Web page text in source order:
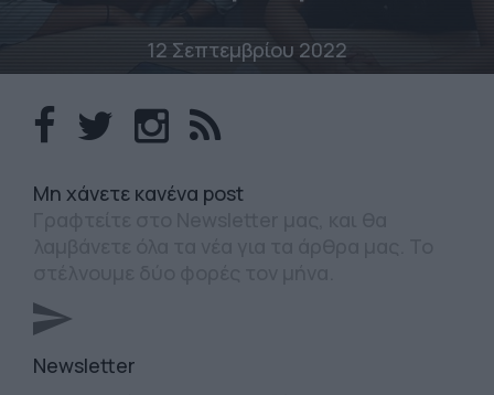
12 Σεπτεμβρίου 2022
Mη χάνετε κανένα post
Newsletter